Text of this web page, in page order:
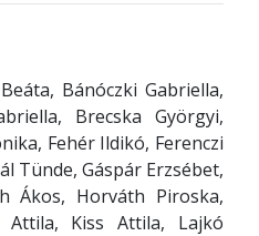
Bánóczki Gabriella,
Brecska Györgyi,
Fehér Ildikó, Ferenczi
Tünde, Gáspár Erzsébet,
Ákos, Horváth Piroska,
Attila, Kiss Attila, Lajkó